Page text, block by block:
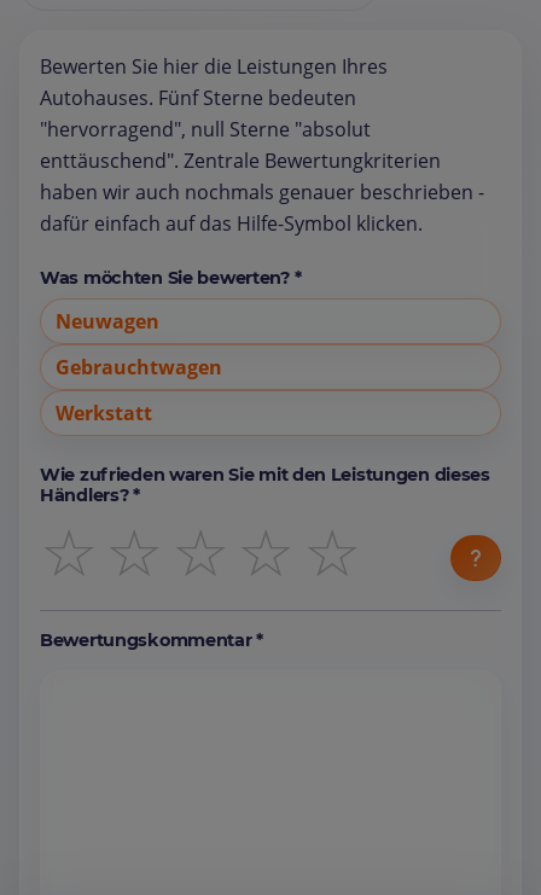
Bewerten Sie hier die Leistungen Ihres
Autohauses. Fünf Sterne bedeuten
"hervorragend", null Sterne "absolut
enttäuschend". Zentrale Bewertungkriterien
haben wir auch nochmals genauer beschrieben -
dafür einfach auf das Hilfe-Symbol klicken.
Was möchten Sie bewerten? *
Neuwagen
Gebrauchtwagen
Werkstatt
Wie zufrieden waren Sie mit den Leistungen dieses
Händlers? *
☆
☆
☆
☆
☆
Bewertungskommentar *